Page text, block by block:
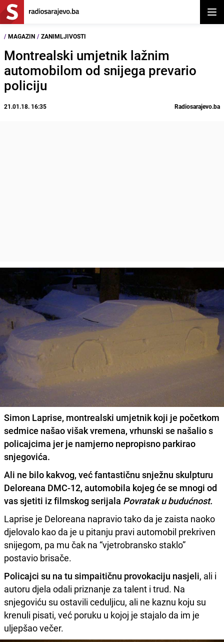
/ MAGAZIN / ZANIMLJIVOSTI
Montrealski umjetnik lažnim
automobilom od snijega prevario
policiju
21.01.18. 16:35 Radiosarajevo.ba
Simon Laprise, montrealski umjetnik koji je početkom
sedmice našao višak vremena, vrhunski se našalio s
policajcima jer je namjerno nepropisno parkirao
snjegovića.
Ali ne bilo kakvog, već fantastičnu snježnu skulpturu
Deloreana DMC-12, automobila kojeg će se mnogi od
vas sjetiti iz filmskog serijala Povratak u budućnost.
Laprise je Deloreana napravio tako da je zaista naoko
djelovalo kao da je u pitanju pravi automobil prekriven
snijegom, pa mu čak na “vjetrobransko staklo”
postavio brisače.
Policajci su na tu simpaitičnu provokaciju nasjeli, ali i
autoru djela odali priznanje za talent i trud. Na
snjegoviću su ostavili ceduljicu, ali ne kaznu koju su
krenuli pisati, već poruku u kojoj je stajalo da im je
uljepšao večer.